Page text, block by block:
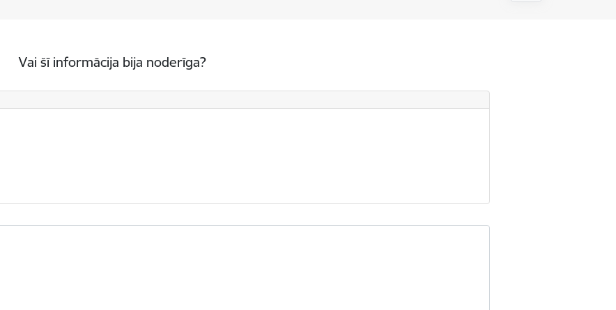
Vai šī informācija bija noderīga?